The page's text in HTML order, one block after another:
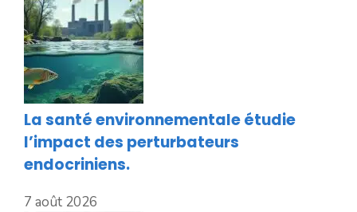
La santé environnementale étudie
l’impact des perturbateurs
endocriniens.
7 août 2026